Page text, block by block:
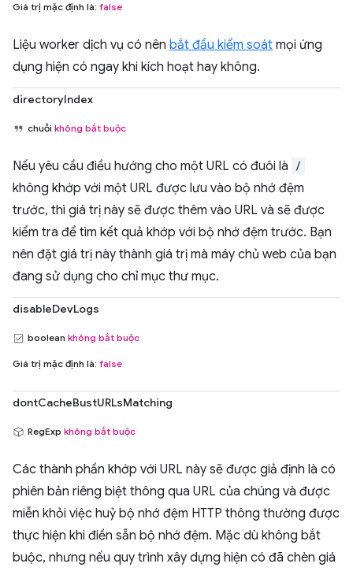
Giá trị mặc định là: false
Liệu worker dịch vụ có nên bắt đầu kiểm soát mọi ứng
dụng hiện có ngay khi kích hoạt hay không.
directoryIndex
chuỗi không bắt buộc
Nếu yêu cầu điều hướng cho một URL có đuôi là /
không khớp với một URL được lưu vào bộ nhớ đệm
trước, thì giá trị này sẽ được thêm vào URL và sẽ được
kiểm tra để tìm kết quả khớp với bộ nhớ đệm trước. Bạn
nên đặt giá trị này thành giá trị mà máy chủ web của bạn
đang sử dụng cho chỉ mục thư mục.
disableDevLogs
boolean không bắt buộc
Giá trị mặc định là: false
dontCacheBustURLsMatching
RegExp không bắt buộc
Các thành phần khớp với URL này sẽ được giả định là có
phiên bản riêng biệt thông qua URL của chúng và được
miễn khỏi việc huỷ bộ nhớ đệm HTTP thông thường được
thực hiện khi điền sẵn bộ nhớ đệm. Mặc dù không bắt
buộc, nhưng nếu quy trình xây dựng hiện có đã chèn giá